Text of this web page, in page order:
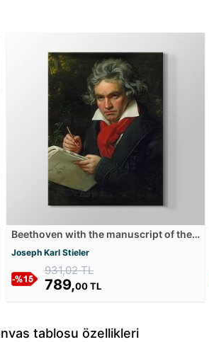
Beethoven with the manuscript of the
Missa solemnis Kanvas Tablosu
Joseph Karl Stieler
931,02 TL
789,00 TL
tablosu özellikleri